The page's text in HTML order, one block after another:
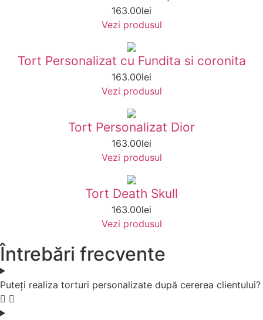
163.00lei
Vezi produsul
Tort Personalizat cu Fundita si coronita
163.00lei
Vezi produsul
Tort Personalizat Dior
163.00lei
Vezi produsul
Tort Death Skull
163.00lei
Vezi produsul
Întrebări frecvente
Puteți realiza torturi personalizate după cererea clientului?